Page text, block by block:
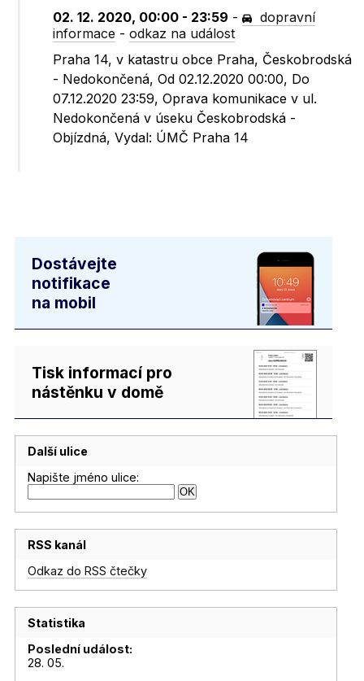
02. 12. 2020, 00:00 - 23:59 -
dopravní
informace -odkaz na událost
Praha 14, v katastru obce Praha, Českobrodská
- Nedokončená, Od 02.12.2020 00:00, Do
07.12.2020 23:59, Oprava komunikace v ul.
Nedokončená v úseku Českobrodská -
Objízdná, Vydal: ÚMČ Praha 14
Dostávejte
notifikace
na mobil
Tisk informací pro
nástěnku v domě
Další ulice
Napište jméno ulice:
RSS kanál
Odkaz do RSS čtečky
Statistika
Poslední událost:
28. 05.